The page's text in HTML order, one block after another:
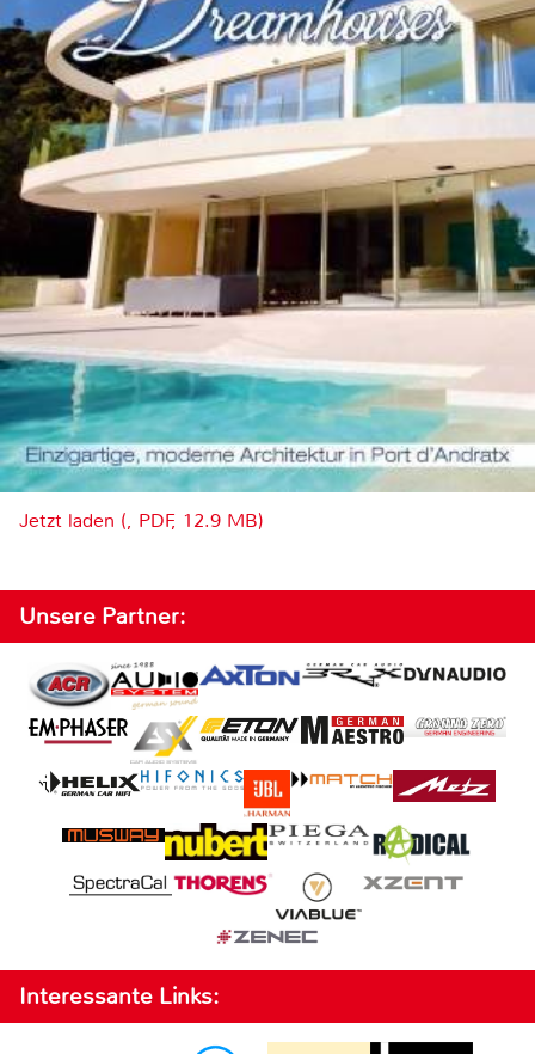
Jetzt laden (, PDF, 12.9 MB)
Unsere Partner:
Interessante Links: